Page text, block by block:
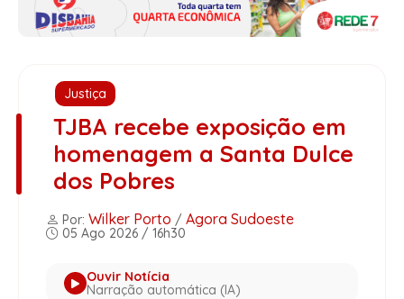
Justiça
TJBA recebe exposição em
homenagem a Santa Dulce
dos Pobres
Por: Wilker Porto / Agora Sudoeste
05 Ago 2026 / 16h30
Ouvir Notícia
Narração automática (IA)